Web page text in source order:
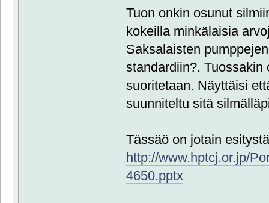
Tuon onkin osunut
kokeilla minkälaisia
Saksalaisten
standardiin?.
suoritetaan. Näyttäisi
suunniteltu sitä
Tässäö on jotain
http://www.hptcj.or.jp/
4650.pptx